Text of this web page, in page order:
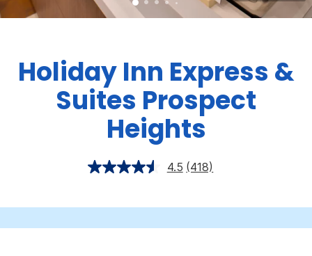
Holiday Inn Express &
Suites Prospect
Heights
4.5 (418)